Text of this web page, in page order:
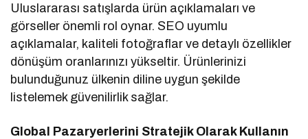
Uluslararası satışlarda ürün açıklamaları ve
görseller önemli rol oynar. SEO uyumlu
açıklamalar, kaliteli fotoğraflar ve detaylı özellikler
dönüşüm oranlarınızı yükseltir. Ürünlerinizi
bulunduğunuz ülkenin diline uygun şekilde
listelemek güvenilirlik sağlar.
Global Pazaryerlerini Stratejik Olarak Kullanın